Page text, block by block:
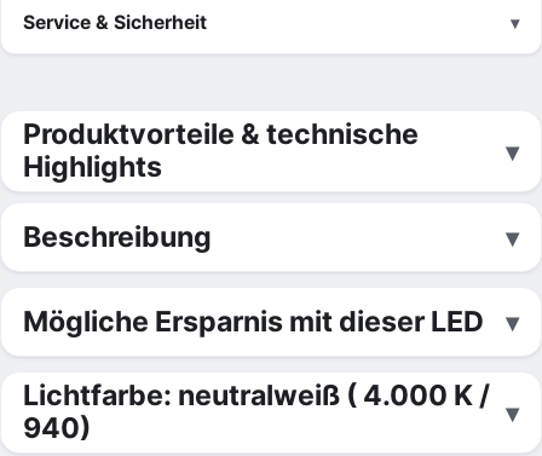
Service & Sicherheit
Produktvorteile & technische
Highlights
Beschreibung
Mögliche Ersparnis mit dieser LED
Lichtfarbe: neutralweiß ( 4.000 K /
940)